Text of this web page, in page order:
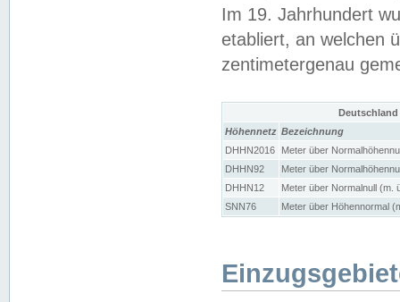
Im 19. Jahrhundert
etabliert, an welchen
zentimetergenau
Höhennetz Bezeichnung
DHHN2016
Meter über
DHHN92
Meter über
DHHN12
Meter über Normalnull (m.
SNN76
Meter über Höhennormal